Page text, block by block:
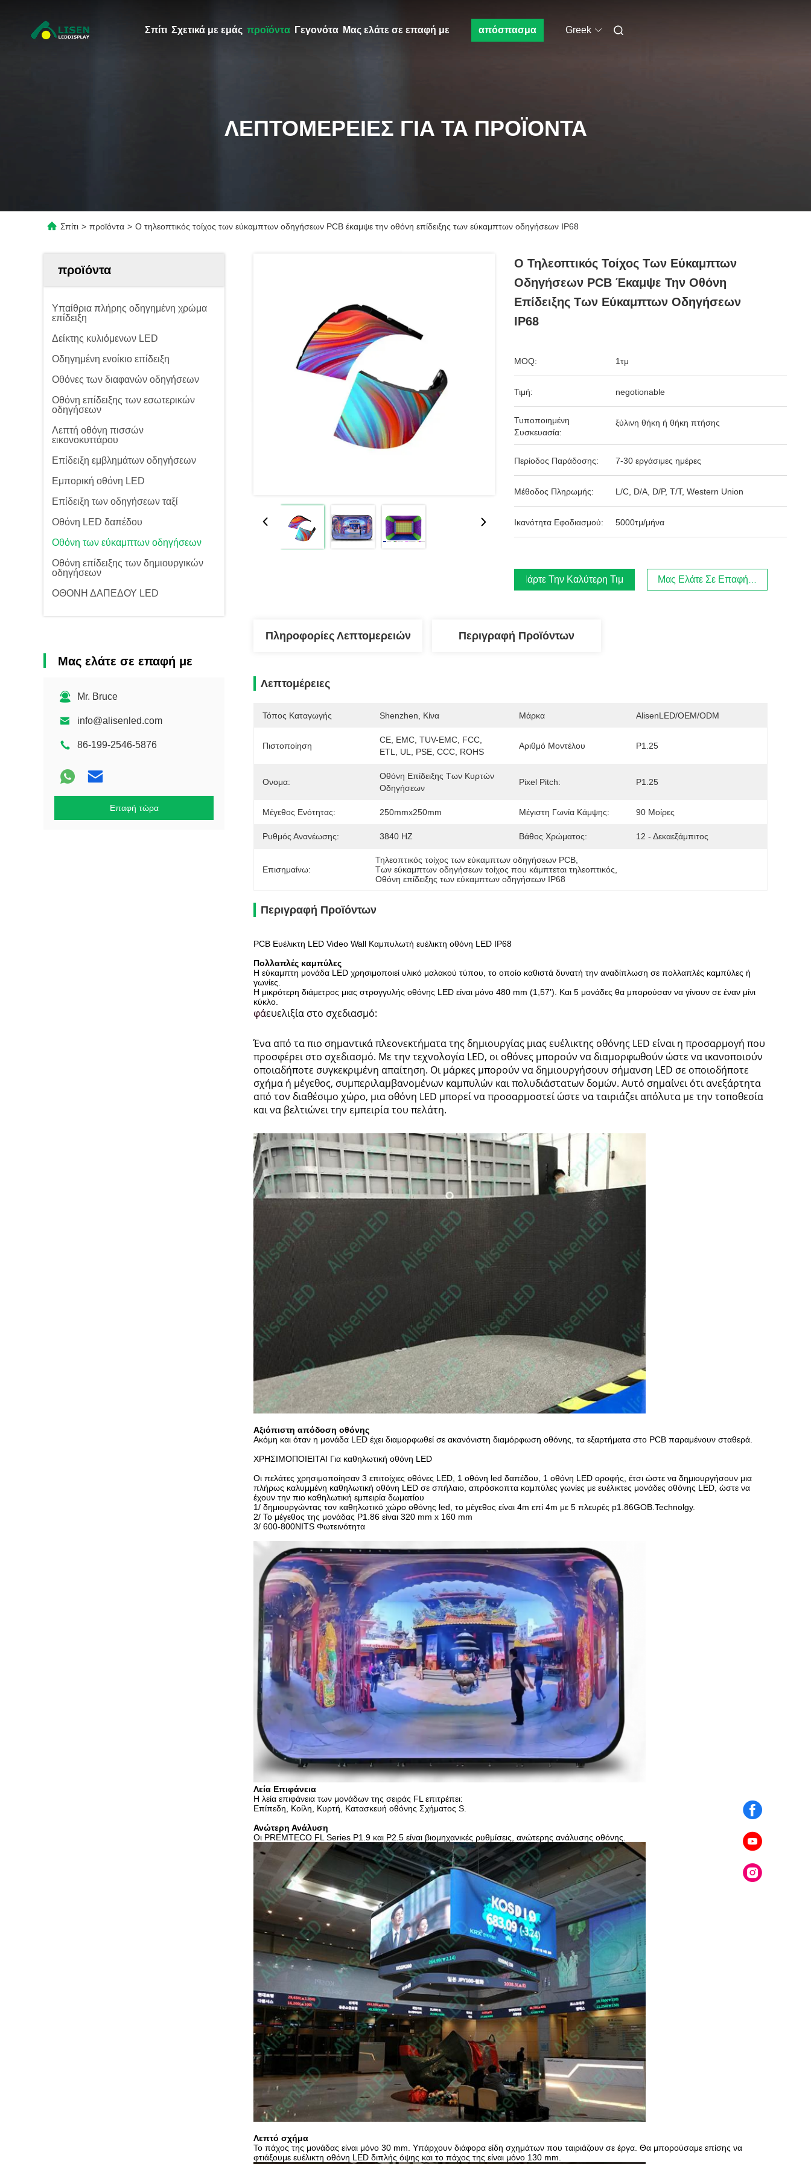
Σπίτι Σχετικά με εμάς προϊόντα Γεγονότα Μας ελάτε σε επαφή με απόσπασμα Greek
ΛΕΠΤΟΜΈΡΕΙΕΣ ΓΙΑ ΤΑ ΠΡΟΪΌΝΤΑ
Σπίτι > προϊόντα > Ο τηλεοπτικός τοίχος των εύκαμπτων οδηγήσεων PCB έκαμψε την οθόνη επίδειξης των εύκαμπτων οδηγήσεων IP68
προϊόντα
Υπαίθρια πλήρης οδηγημένη χρώμα
επίδειξη
Δείκτης κυλιόμενων LED
Οδηγημένη ενοίκιο επίδειξη
Οθόνες των διαφανών οδηγήσεων
Οθόνη επίδειξης των εσωτερικών
οδηγήσεων
Λεπτή οθόνη πισσών
εικονοκυττάρου
Επίδειξη εμβλημάτων οδηγήσεων
Εμπορική οθόνη LED
Επίδειξη των οδηγήσεων ταξί
Οθόνη LED δαπέδου
Οθόνη των εύκαμπτων οδηγήσεων
Οθόνη επίδειξης των δημιουργικών
οδηγήσεων
ΟΘΟΝΗ ΔΑΠΕΔΟΥ LED
Μας ελάτε σε επαφή με
Mr. Bruce
info@alisenled.com
86-199-2546-5876
Επαφή τώρα
Ο Τηλεοπτικός Τοίχος Των Εύκαμπτων
Οδηγήσεων PCB Έκαμψε Την Οθόνη
Επίδειξης Των Εύκαμπτων Οδηγήσεων
IP68
MOQ: 1τμ
Τιμή: negotionable
Τυποποιημένη
Συσκευασία:
ξύλινη θήκη ή θήκη πτήσης
Περίοδος Παράδοσης: 7-30 εργάσιμες ημέρες
Μέθοδος Πληρωμής: L/C, D/A, D/P, T/T, Western Union
Ικανότητα Εφοδιασμού: 5000τμ/μήνα
Πάρτε Την Καλύτερη Τιμή Μας Ελάτε Σε Επαφή Με
Πληροφορίες Λεπτομερειών Περιγραφή Προϊόντων
Λεπτομέρειες
Τόπος Καταγωγής Shenzhen, Κίνα Μάρκα AlisenLED/OEM/ODM
Πιστοποίηση
CE, EMC, TUV-EMC, FCC,
ETL, UL, PSE, CCC, ROHS
Αριθμό Μοντέλου P1.25
Ονομα:
Οθόνη Επίδειξης Των Κυρτών
Οδηγήσεων
Pixel Pitch: P1.25
Μέγεθος Ενότητας: 250mmx250mm Μέγιστη Γωνία Κάμψης: 90 Μοίρες
Ρυθμός Ανανέωσης: 3840 HZ Βάθος Χρώματος: 12 - Δεκαεξάμπιτος
Επισημαίνω:
Τηλεοπτικός τοίχος των εύκαμπτων οδηγήσεων PCB
Των εύκαμπτων οδηγήσεων τοίχος που κάμπτεται τηλεοπτικός
Οθόνη επίδειξης των εύκαμπτων οδηγήσεων IP68
Περιγραφή Προϊόντων
PCB Ευέλικτη LED Video Wall Καμπυλωτή ευέλικτη οθόνη LED IP68
Πολλαπλές καμπύλες
Η εύκαμπτη μονάδα LED χρησιμοποιεί υλικό μαλακού τύπου, το οποίο καθιστά δυνατή την αναδίπλωση σε πολλαπλές καμπύλες ή
γωνίες.
Η μικρότερη διάμετρος μιας στρογγυλής οθόνης LED είναι μόνο 480 mm (1,57'). Και 5 μονάδες θα μπορούσαν να γίνουν σε έναν μίνι
κύκλο.
φάευελιξία στο σχεδιασμό:
Ένα από τα πιο σημαντικά πλεονεκτήματα της δημιουργίας μιας ευέλικτης οθόνης LED είναι η προσαρμογή που
προσφέρει στο σχεδιασμό. Με την τεχνολογία LED, οι οθόνες μπορούν να διαμορφωθούν ώστε να ικανοποιούν
οποιαδήποτε συγκεκριμένη απαίτηση. Οι μάρκες μπορούν να δημιουργήσουν σήμανση LED σε οποιοδήποτε
σχήμα ή μέγεθος, συμπεριλαμβανομένων καμπυλών και πολυδιάστατων δομών. Αυτό σημαίνει ότι ανεξάρτητα
από τον διαθέσιμο χώρο, μια οθόνη LED μπορεί να προσαρμοστεί ώστε να ταιριάζει απόλυτα με την τοποθεσία
και να βελτιώνει την εμπειρία του πελάτη.
Αξιόπιστη απόδοση οθόνης
Ακόμη και όταν η μονάδα LED έχει διαμορφωθεί σε ακανόνιστη διαμόρφωση οθόνης, τα εξαρτήματα στο PCB παραμένουν σταθερά.
ΧΡΗΣΙΜΟΠΟΙΕΙΤΑΙ Για καθηλωτική οθόνη LED
Οι πελάτες χρησιμοποίησαν 3 επιτοίχιες οθόνες LED, 1 οθόνη led δαπέδου, 1 οθόνη LED οροφής, έτσι ώστε να δημιουργήσουν μια
πλήρως καλυμμένη καθηλωτική οθόνη LED σε σπήλαιο, απρόσκοπτα καμπύλες γωνίες με ευέλικτες μονάδες οθόνης LED, ώστε να
έχουν την πιο καθηλωτική εμπειρία δωματίου
1/ δημιουργώντας τον καθηλωτικό χώρο οθόνης led, το μέγεθος είναι 4m επί 4m με 5 πλευρές p1.86GOB.Technolgy.
2/ Το μέγεθος της μονάδας P1.86 είναι 320 mm x 160 mm
3/ 600-800NITS Φωτεινότητα
Λεία Επιφάνεια
Η λεία επιφάνεια των μονάδων της σειράς FL επιτρέπει:
Επίπεδη, Κοίλη, Κυρτή, Κατασκευή οθόνης Σχήματος S.
Ανώτερη Ανάλυση
Οι PREMTECO FL Series P1.9 και P2.5 είναι βιομηχανικές ρυθμίσεις, ανώτερης ανάλυσης οθόνης.
Λεπτό σχήμα
Το πάχος της μονάδας είναι μόνο 30 mm. Υπάρχουν διάφορα είδη σχημάτων που ταιριάζουν σε έργα. Θα μπορούσαμε επίσης να
φτιάξουμε ευέλικτη οθόνη LED διπλής όψης και το πάχος της είναι μόνο 130 mm.